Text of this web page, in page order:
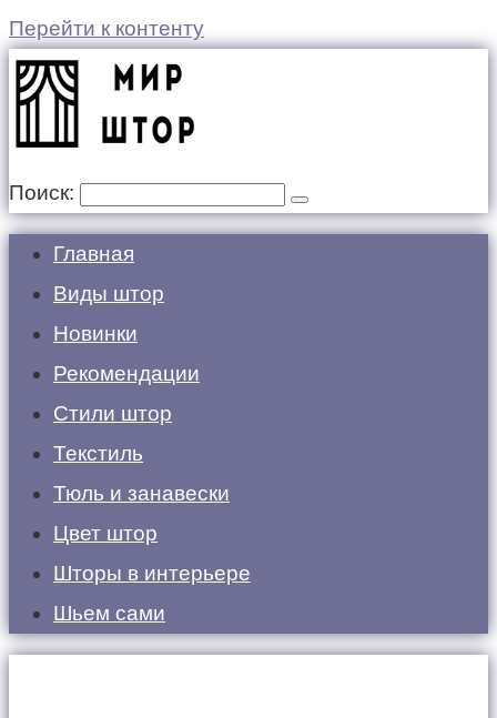
Перейти к контенту
Поиск:
Главная
Виды штор
Новинки
Рекомендации
Стили штор
Текстиль
Тюль и занавески
Цвет штор
Шторы в интерьере
Шьем сами